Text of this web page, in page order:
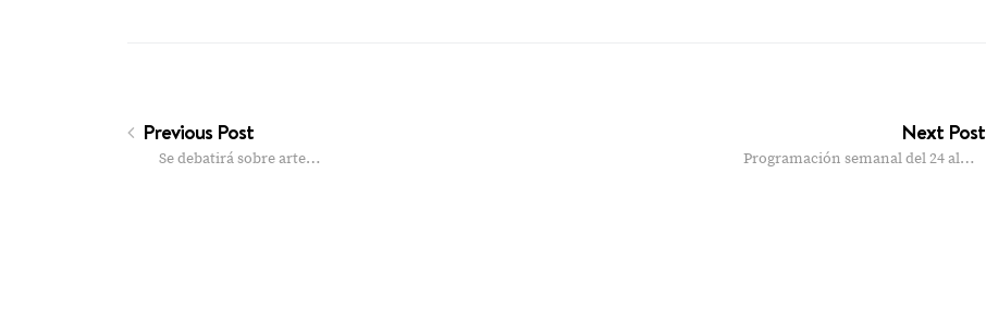
Previous Post
Se debatirá sobre arte…
Next Post
Programación semanal del 24 al…